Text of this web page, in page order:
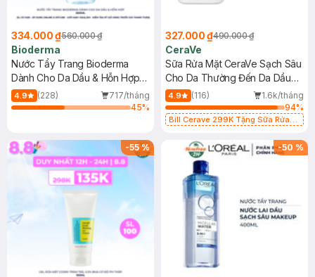
334.000 ₫560.000 ₫
Bioderma
Nước Tẩy Trang Bioderma
Dành Cho Da Dầu & Hỗn Hợp
500ml
4.9 (228)
717/tháng
45%
327.000 ₫490.000 ₫
CeraVe
Sữa Rửa Mặt CeraVe Sạch Sâu
Cho Da Thường Đến Da Dầu
473ml
4.9 (116)
1.6k/tháng
94%
Bill Cerave 299K Tặng Sữa Rửa
-55% -50 %